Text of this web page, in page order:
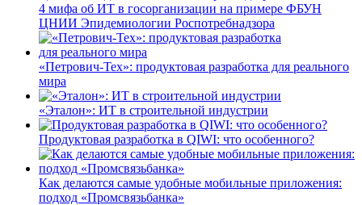
4 мифа об ИТ в госорганизации на примере ФБУН
ЦНИИ Эпидемиологии Роспотребнадзора
«Петрович-Тех»: продуктовая разработка для реального
мира
«Эталон»: ИТ в строительной индустрии
Продуктовая разработка в QIWI: что особенного?
Как делаются самые удобные мобильные приложения:
подход «Промсвязьбанка»